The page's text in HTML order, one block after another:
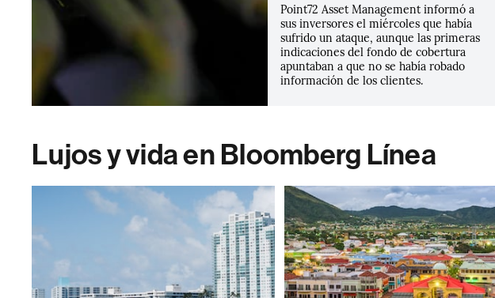
Point72 Asset Management informó a
sus inversores el miércoles que había
sufrido un ataque, aunque las primeras
indicaciones del fondo de cobertura
apuntaban a que no se había robado
información de los clientes.
Lujos y vida en Bloomberg Línea